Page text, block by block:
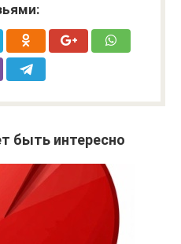
быть интересно